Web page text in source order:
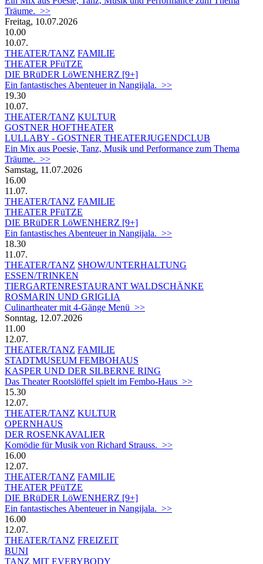
Träume. >>
Freitag, 10.07.2026
10.00
10.07.
THEATER/TANZ FAMILIE
THEATER PFüTZE
DIE BRüDER LöWENHERZ [9+]
Ein fantastisches Abenteuer in Nangijala. >>
19.30
10.07.
THEATER/TANZ KULTUR
GOSTNER HOFTHEATER
LULLABY - GOSTNER THEATERJUGENDCLUB
Ein Mix aus Poesie, Tanz, Musik und Performance zum Thema
Träume. >>
Samstag, 11.07.2026
16.00
11.07.
THEATER/TANZ FAMILIE
THEATER PFüTZE
DIE BRüDER LöWENHERZ [9+]
Ein fantastisches Abenteuer in Nangijala. >>
18.30
11.07.
THEATER/TANZ SHOW/UNTERHALTUNG
ESSEN/TRINKEN
TIERGARTEN­RESTAURANT WALDSCHÄNKE
ROSMARIN UND GRIGLIA
Culinartheater mit 4-Gänge Menü >>
Sonntag, 12.07.2026
11.00
12.07.
THEATER/TANZ FAMILIE
STADTMUSEUM FEMBOHAUS
KASPER UND DER SILBERNE RING
Das Theater Rootslöffel spielt im Fembo-Haus >>
15.30
12.07.
THEATER/TANZ KULTUR
OPERNHAUS
DER ROSENKAVALIER
Komödie für Musik von Richard Strauss. >>
16.00
12.07.
THEATER/TANZ FAMILIE
THEATER PFüTZE
DIE BRüDER LöWENHERZ [9+]
Ein fantastisches Abenteuer in Nangijala. >>
16.00
12.07.
THEATER/TANZ FREIZEIT
BUNI
TANZ MIT EVERYBODY